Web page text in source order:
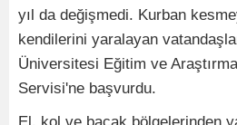
yıl da değişmedi. Kurban
kendilerini yaralayan
Üniversitesi Eğitim ve
Servisi'ne başvurdu.